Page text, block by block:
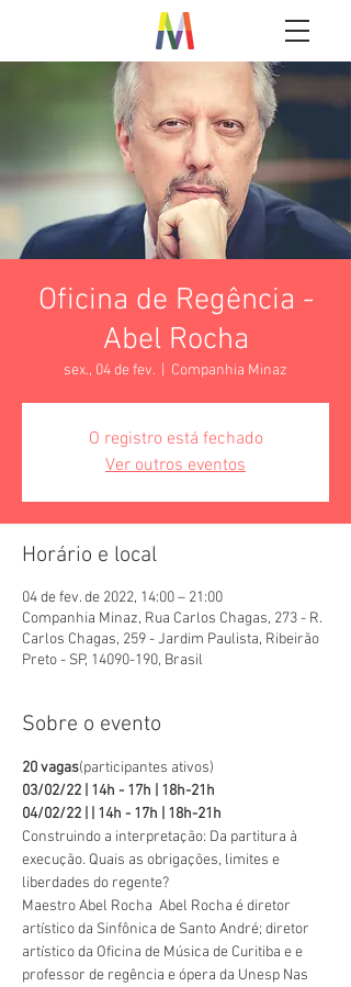
Oficina de Regência -
Abel Rocha
sex., 04 de fev. Companhia Minaz
O registro está fechado
Ver outros eventos
Horário e local
04 de fev. de 2022, 14:00 – 21:00
Companhia Minaz, Rua Carlos Chagas, 273 - R.
Carlos Chagas, 259 - Jardim Paulista, Ribeirão
Preto - SP, 14090-190, Brasil
Sobre o evento
20 vagas(participantes ativos)
03/02/22 | 14h - 17h | 18h-21h
04/02/22 | | 14h - 17h | 18h-21h
Construindo a interpretação: Da partitura à
execução. Quais as obrigações, limites e
liberdades do regente?
Maestro Abel Rocha  Abel Rocha é diretor
artístico da Sinfônica de Santo André; diretor
artístico da Oficina de Música de Curitiba e e
professor de regência e ópera da Unesp Nas